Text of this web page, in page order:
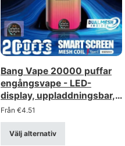
Bang Vape 20000 puffar
engångsvape - LED-
display, uppladdningsbar,
mesh-spole
Från €4.51
Välj alternativ